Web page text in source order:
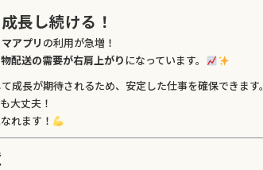
長し続ける！
アプリ の利用が急増！
配送の需要が右肩上がりになっています。
成長が期待されるため、安定した仕事を確保できます。
大丈夫！
れます！